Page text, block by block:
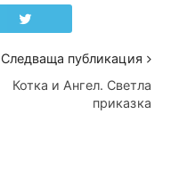
Следваща публикация
Котка и Ангел. Светла
приказка